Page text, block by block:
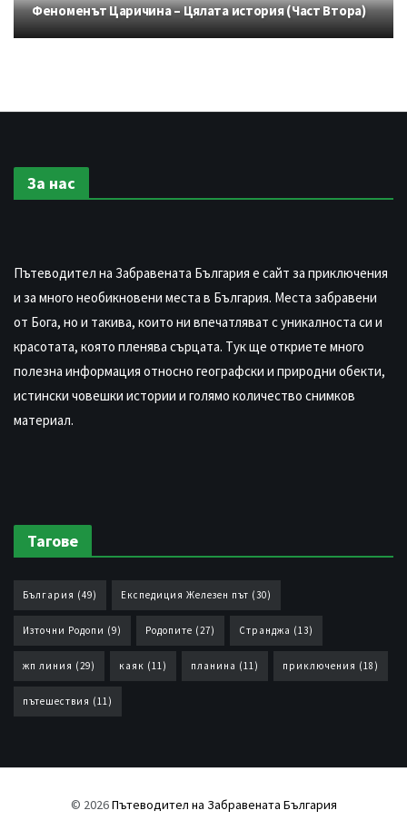
Феноменът Царичина – Цялата история (Част Втора)
За нас
Пътеводител на Забравената България е сайт за приключения
и за много необикновени места в България. Места забравени
от Бога, но и такива, които ни впечатляват с уникалноста си и
красотата, която пленява сърцата. Тук ще откриете много
полезна информация относно географски и природни обекти,
истински човешки истории и голямо количество снимков
материал.
Тагове
България (49) Експедиция Железен път (30)
Източни Родопи (9) Родопите (27) Странджа (13)
жп линия (29) каяк (11) планина (11) приключения (18)
пътешествия (11)
© 2026Пътеводител на Забравената България